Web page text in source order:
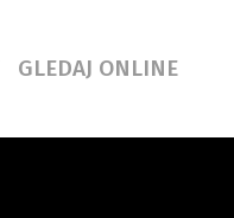
GLEDAJ ONLINE